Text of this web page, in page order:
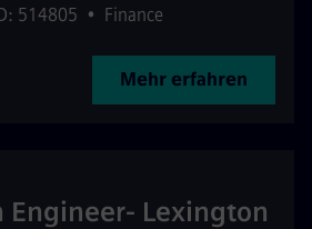
514805 • Finance
Mehr erfahren
Engineer- Lexington